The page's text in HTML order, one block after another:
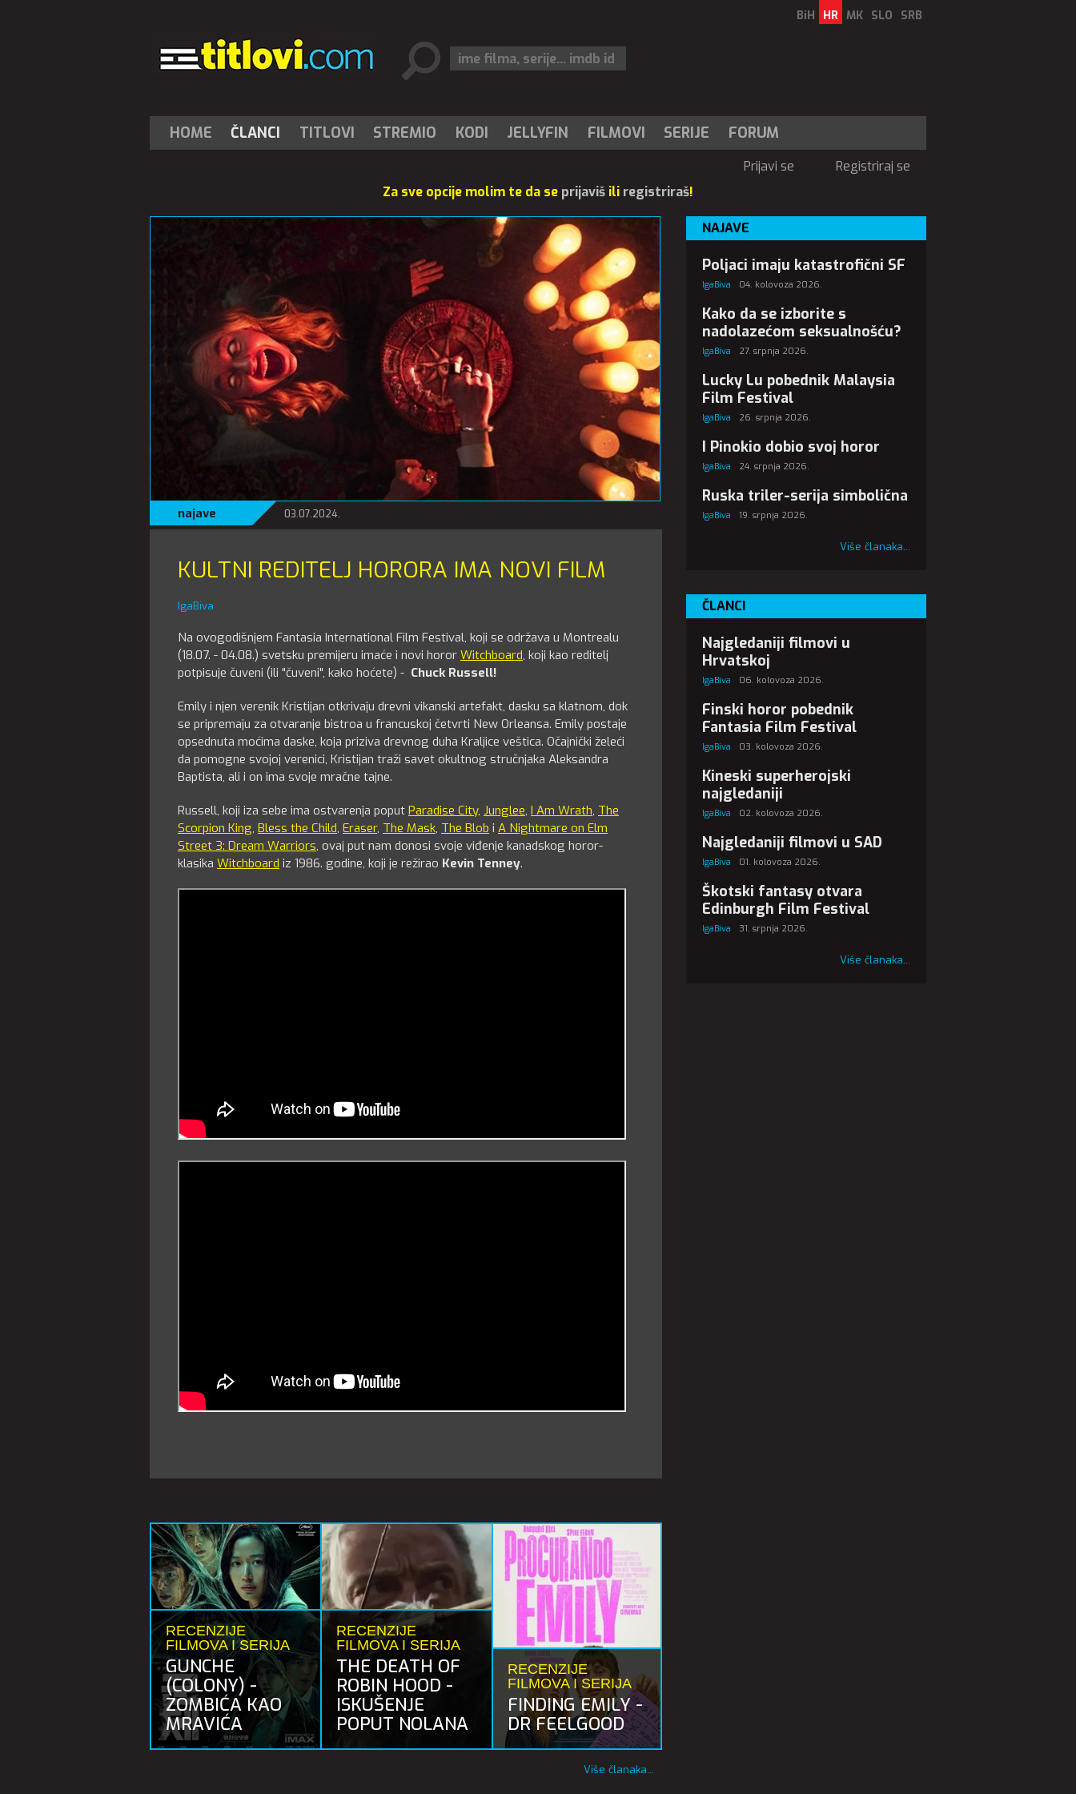
BiH HR MK SLO SRB
HOME ČLANCI TITLOVI STREMIO KODI JELLYFIN FILMOVI SERIJE FORUM
Prijavi se
Registriraj se
Za sve opcije molim te da se prijaviš ili registriraš!
najave 03.07.2024.
KULTNI REDITELJ HORORA IMA NOVI FILM
IgaBiva
Na ovogodišnjem Fantasia International Film Festival, koji se održava u Montrealu
(18.07. - 04.08.) svetsku premijeru imaće i novi horor Witchboard, koji kao reditelj
potpisuje čuveni (ili "čuveni", kako hoćete) - Chuck Russell!
Emily i njen verenik Kristijan otkrivaju drevni vikanski artefakt, dasku sa klatnom, dok
se pripremaju za otvaranje bistroa u francuskoj četvrti New Orleansa. Emily postaje
opsednuta moćima daske, koja priziva drevnog duha Kraljice veštica. Očajnički želeći
da pomogne svojoj verenici, Kristijan traži savet okultnog stručnjaka Aleksandra
Baptista, ali i on ima svoje mračne tajne.
Russell, koji iza sebe ima ostvarenja poput Paradise City, Junglee, I Am Wrath, The
Scorpion King, Bless the Child, Eraser, The Mask, The Blob i A Nightmare on Elm
Street 3: Dream Warriors, ovaj put nam donosi svoje viđenje kanadskog horor-
klasika Witchboard iz 1986. godine, koji je režirao Kevin Tenney.
RECENZIJE
FILMOVA I SERIJA
GUNCHE
(COLONY) -
ZOMBIĆA KAO
MRAVIĆA
RECENZIJE
FILMOVA I SERIJA
THE DEATH OF
ROBIN HOOD -
ISKUŠENJE
POPUT NOLANA
RECENZIJE
FILMOVA I SERIJA
FINDING EMILY -
DR FEELGOOD
Više članaka...
NAJAVE
Poljaci imaju katastrofični SF
IgaBiva 04. kolovoza 2026.
Kako da se izborite s
nadolazećom seksualnošću?
IgaBiva 27. srpnja 2026.
Lucky Lu pobednik Malaysia
Film Festival
IgaBiva 26. srpnja 2026.
I Pinokio dobio svoj horor
IgaBiva 24. srpnja 2026.
Ruska triler-serija simbolična
IgaBiva 19. srpnja 2026.
Više članaka...
ČLANCI
Najgledaniji filmovi u
Hrvatskoj
IgaBiva 06. kolovoza 2026.
Finski horor pobednik
Fantasia Film Festival
IgaBiva 03. kolovoza 2026.
Kineski superherojski
najgledaniji
IgaBiva 02. kolovoza 2026.
Najgledaniji filmovi u SAD
IgaBiva 01. kolovoza 2026.
Škotski fantasy otvara
Edinburgh Film Festival
IgaBiva 31. srpnja 2026.
Više članaka...